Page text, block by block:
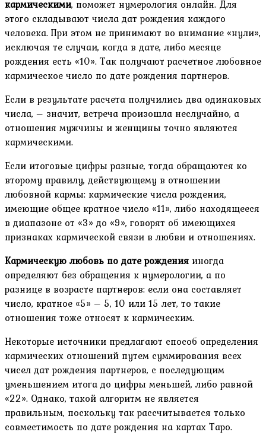
кармическими, поможет нумерология онлайн. Для
этого складывают числа дат рождения каждого
человека. При этом не принимают во внимание «нули»,
исключая те случаи, когда в дате, либо месяце
рождения есть «10». Так получают расчетное любовное
кармическое число по дате рождения партнеров.
Если в результате расчета получились два одинаковых
числа, – значит, встреча произошла неслучайно, а
отношения мужчины и женщины точно являются
кармическими.
Если итоговые цифры разные, тогда обращаются ко
второму правилу, действующему в отношении
любовной кармы: кармические числа рождения,
имеющие общее кратное число «11», либо находящееся
в диапазоне от «3» до «9», говорят об имеющихся
признаках кармической связи в любви и отношениях.
Кармическую любовь по дате рождения иногда
определяют без обращения к нумерологии, а по
разнице в возрасте партнеров: если она составляет
число, кратное «5» – 5, 10 или 15 лет, то такие
отношения тоже относят к кармическим.
Некоторые источники предлагают способ определения
кармических отношений путем суммирования всех
чисел дат рождения партнеров, с последующим
уменьшением итога до цифры меньшей, либо равной
«22». Однако, такой алгоритм не является
правильным, поскольку так рассчитывается только
совместимость по дате рождения на картах Таро.